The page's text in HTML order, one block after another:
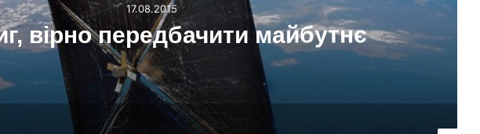
17.08.2015
вірно передбачити майбутнє